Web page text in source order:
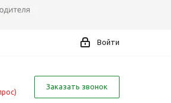
Войти
Заказать звонок